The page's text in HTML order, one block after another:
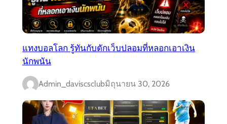
แทงบอลโลก รู้ทันกับดักเว็บปลอมที่หลอกเอาเงิน
นักพนัน
Admin_daviscsclubมิถุนายน 30, 2026